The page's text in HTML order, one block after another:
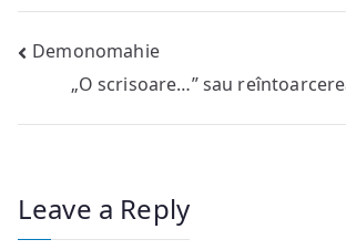
Post
navigation
Demonomahie
„O scrisoare…” sau
Leave a Reply